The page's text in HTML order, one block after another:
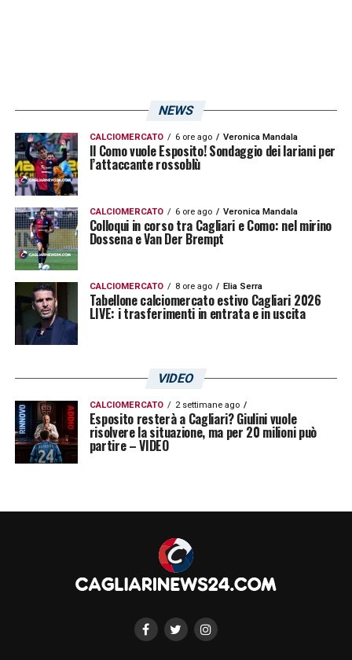
LA PLAYLIST DELLE NOSTRE TOP NEWS
NEWS
CALCIOMERCATO 6 ore ago Veronica Mandala
Il Como vuole Esposito! Sondaggio dei lariani per
l’attaccante rossoblù
CALCIOMERCATO 6 ore ago Veronica Mandala
Colloqui in corso tra Cagliari e Como: nel mirino
Dossena e Van Der Brempt
CALCIOMERCATO 8 ore ago Elia Serra
Tabellone calciomercato estivo Cagliari 2026
LIVE: i trasferimenti in entrata e in uscita
VIDEO
CALCIOMERCATO 2 settimane ago
Esposito resterà a Cagliari? Giulini vuole
risolvere la situazione, ma per 20 milioni può
partire – VIDEO